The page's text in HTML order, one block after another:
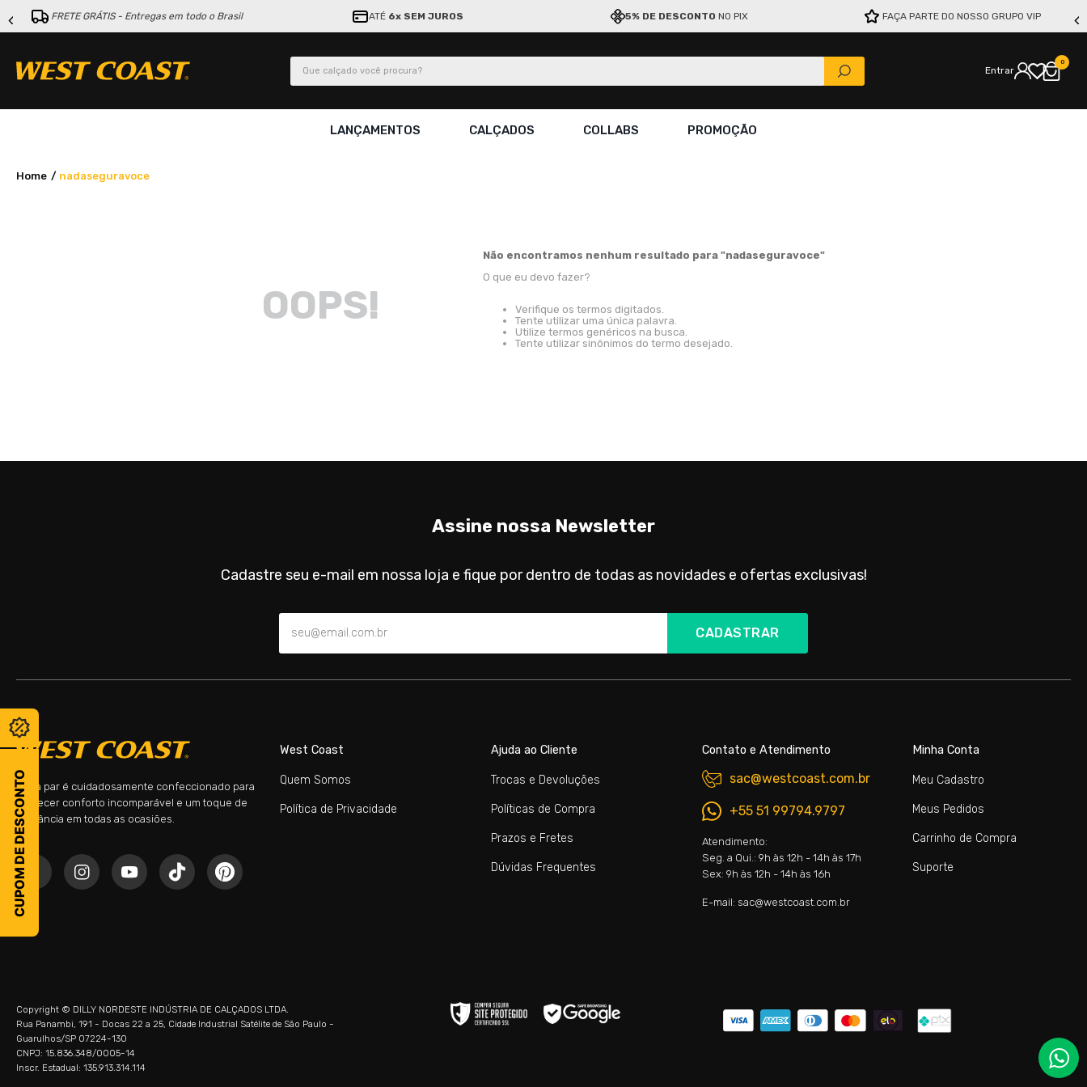
FRETE GRÁTIS - Entregas em todo o Brasil ATÉ 6x SEM JUROS 5% DE DESCONTO NO PIX FAÇA PARTE DO NOSSO GRUPO VIP
Que calçado você procura?
Entrar
0
LANÇAMENTOS CALÇADOS COLLABS PROMOÇÃO
CUPOM DE DESCONTO
nadaseguravoce
OOPS!
Não encontramos nenhum resultado para "nadaseguravoce"
O que eu devo fazer?
Verifique os termos digitados.
Tente utilizar uma única palavra.
Utilize termos genéricos na busca.
Tente utilizar sinônimos do termo desejado.
Assine nossa Newsletter
Cadastre seu e-mail em nossa loja e fique por dentro de todas as novidades e ofertas exclusivas!
CADASTRAR
Cada par é cuidadosamente confeccionado para
oferecer conforto incomparável e um toque de
elegância em todas as ocasiões.
West Coast
Quem Somos
Política de Privacidade
Ajuda ao Cliente
Trocas e Devoluções
Políticas de Compra
Prazos e Fretes
Dúvidas Frequentes
Contato e Atendimento
sac@westcoast.com.br
+55 51 99794.9797
Atendimento:
Seg. a Qui.: 9h às 12h - 14h às 17h
Sex: 9h às 12h - 14h às 16h
E-mail: sac@westcoast.com.br
Minha Conta
Meu Cadastro
Meus Pedidos
Carrinho de Compra
Suporte
Copyright © DILLY NORDESTE INDÚSTRIA DE CALÇADOS LTDA.
Rua Panambi, 191 - Docas 22 a 25, Cidade Industrial Satélite de São Paulo -
Guarulhos/SP 07224-130
CNPJ: 15.836.348/0005-14
Inscr. Estadual: 135.913.314.114